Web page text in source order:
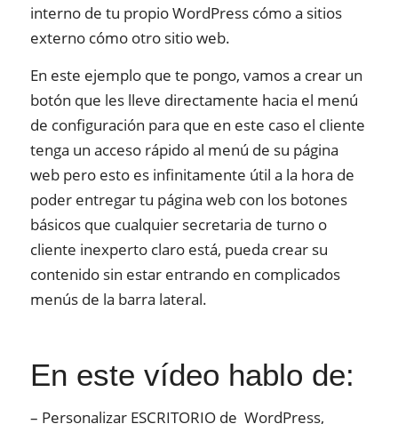
interno de tu propio WordPress cómo a sitios
externo cómo otro sitio web.
En este ejemplo que te pongo, vamos a crear un
botón que les lleve directamente hacia el menú
de configuración para que en este caso el cliente
tenga un acceso rápido al menú de su página
web pero esto es infinitamente útil a la hora de
poder entregar tu página web con los botones
básicos que cualquier secretaria de turno o
cliente inexperto claro está, pueda crear su
contenido sin estar entrando en complicados
menús de la barra lateral.
En este vídeo hablo de:
– Personalizar ESCRITORIO de WordPress,